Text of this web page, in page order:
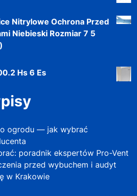
Nitrylowe Ochrona Przed
Niebieski Rozmiar 7 5
Hs 6 Es
ogrodu — jak wybrać
poradnik ekspertów Pro-Vent
przed wybuchem i audyt
w Krakowie